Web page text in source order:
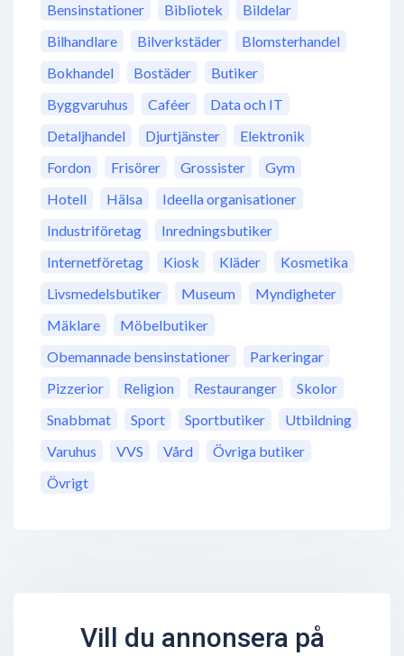
Bensinstationer
Bibliotek
Bildelar
Bilhandlare
Bilverkstäder
Blomsterhandel
Bokhandel
Bostäder
Butiker
Byggvaruhus
Caféer
Data och IT
Detaljhandel
Djurtjänster
Elektronik
Fordon
Frisörer Grossister
Gym
Hotell
Hälsa
Ideella organisationer
Industriföretag
Inredningsbutiker
Internetföretag
Kiosk Kläder
Kosmetika
Livsmedelsbutiker
Museum
Myndigheter
Mäklare
Möbelbutiker
Obemannade bensinstationer
Parkeringar
Pizzerior
Religion Restauranger
Skolor
Snabbmat
Sport Sportbutiker
Utbildning
Varuhus
VVS Vård
Övriga butiker
Övrigt
Vill du annonsera på